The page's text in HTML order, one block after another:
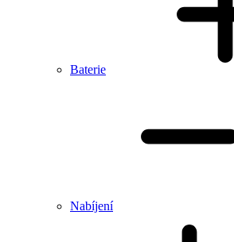
Baterie
Nabíjení